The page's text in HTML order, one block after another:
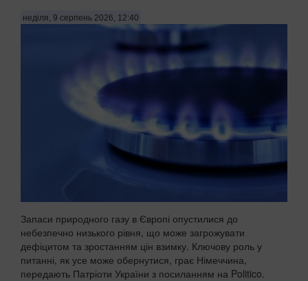
неділя, 9 серпень 2026, 12:40
Запаси природного газу в Європі опустилися до
небезпечно низького рівня, що може загрожувати
дефіцитом та зростанням цін взимку. Ключову роль у
питанні, як усе може обернутися, грає Німеччина,
передають Патріоти України з посиланням на Politico.